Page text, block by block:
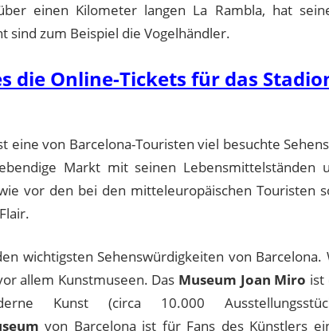
einen Kilometer langen La Rambla, hat
sind zum Beispiel die Vogelhändler.
die Online-Tickets für das
eine von Barcelona-Touristen viel besuchte
Markt mit seinen Lebensmittelständen
vor den bei den mitteleuropäischen Touristen
wichtigsten Sehenswürdigkeiten von Barcelona.
allem Kunstmuseen. Das Museum Joan Miro ist
Kunst (circa 10.000
von Barcelona ist für Fans des Künstlers